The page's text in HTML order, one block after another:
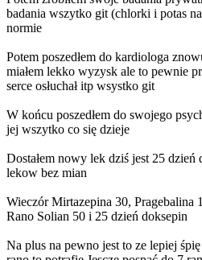
badania wszytko git (chlorki i potas
normie
Potem poszedłem do kardiologa
miałem lekko wyzysk ale to pewnie
serce osłuchał itp wsystko git
W końcu poszedłem do swojego
jej wszytko co się dzieje
Dostałem nowy lek dziś jest 25
lekow bez mian
Wieczór Mirtazepina 30, Pragebalina
Rano Solian 50 i 25 dzień doksepin
Na plus na pewno jest to ze lepiej